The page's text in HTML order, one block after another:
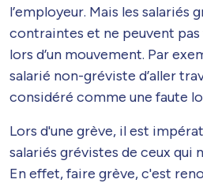
l’employeur. Mais les salariés
contraintes et ne peuvent pas
lors d’un mouvement. Par
salarié non-gréviste d’aller
considéré comme une faute
Lors d'une grève, il est
salariés grévistes de ceux qui
En effet, faire grève, c'est